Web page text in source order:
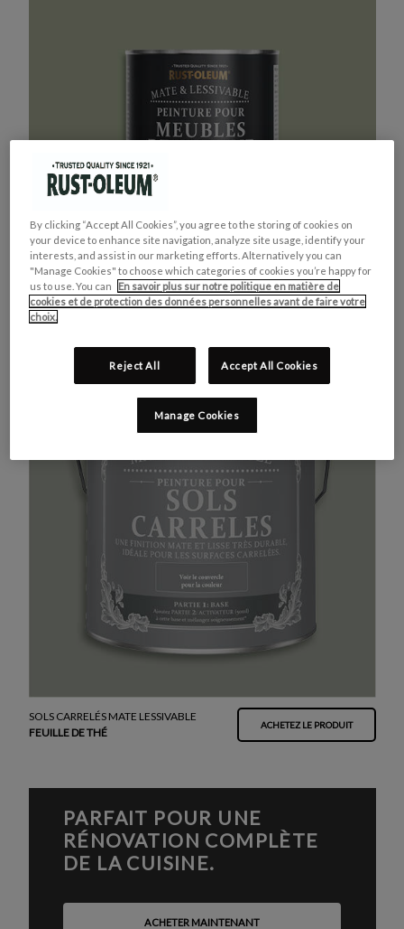
MEUBLES DE CUISINE
VERT KAKI
SOLS CARRELÉS MATE LESSIVABLE
FEUILLE DE THÉ
ACHETEZ LE PRODUIT
PARFAIT POUR UNE
RÉNOVATION COMPLÈTE
DE LA CUISINE.
ACHETER MAINTENANT
By clicking “Accept All Cookies”, you agree to the storing of cookies on
your device to enhance site navigation, analyze site usage, identify your
interests, and assist in our marketing efforts. Alternatively you can
"Manage Cookies" to choose which categories of cookies you’re happy for
us to use. You can
En savoir plus sur notre politique en matière de
cookies et de protection des données personnelles avant de faire votre
choix.
Reject All Accept All Cookies
Manage Cookies